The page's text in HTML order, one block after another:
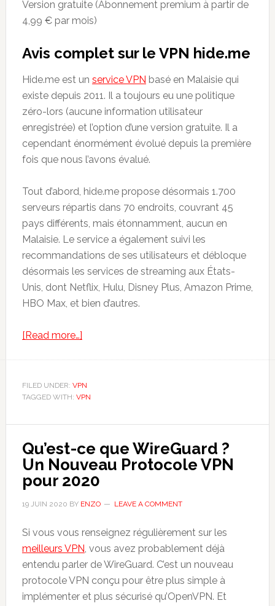
Version gratuite (Abonnement premium à partir de
4,99 € par mois)
Avis complet sur le VPN hide.me
Hide.me est un service VPN basé en Malaisie qui
existe depuis 2011. Il a toujours eu une politique
zéro-lors (aucune information utilisateur
enregistrée) et l’option d’une version gratuite. Il a
cependant énormément évolué depuis la première
fois que nous l’avons évalué.
Tout d’abord, hide.me propose désormais 1.700
serveurs répartis dans 70 endroits, couvrant 45
pays différents, mais étonnamment, aucun en
Malaisie. Le service a également suivi les
recommandations de ses utilisateurs et débloque
désormais les services de streaming aux États-
Unis, dont Netflix, Hulu, Disney Plus, Amazon Prime,
HBO Max, et bien d’autres.
[Read more…]about
le
VPN
FILED UNDER: VPN
TAGGED WITH: VPN
Qu’est-ce que WireGuard ?
Un Nouveau Protocole VPN
pour 2020
19 JUIN 2020 BY ENZO LEAVE A COMMENT
Si vous vous renseignez régulièrement sur les
meilleurs VPN, vous avez probablement déjà
entendu parler de WireGuard. C’est un nouveau
protocole VPN conçu pour être plus simple à
implémenter et plus sécurisé qu’OpenVPN. Et